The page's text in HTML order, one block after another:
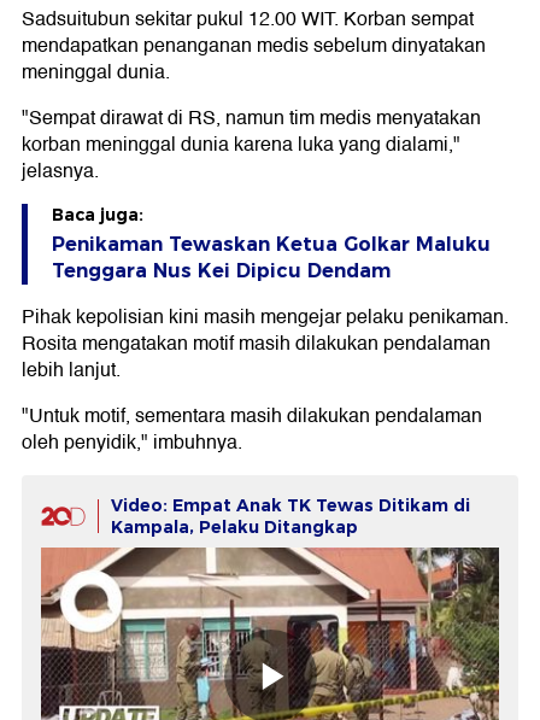
Sadsuitubun sekitar pukul 12.00 WIT. Korban sempat
mendapatkan penanganan medis sebelum dinyatakan
meninggal dunia.
"Sempat dirawat di RS, namun tim medis menyatakan
korban meninggal dunia karena luka yang dialami,"
jelasnya.
Baca juga:
Penikaman Tewaskan Ketua Golkar Maluku
Tenggara Nus Kei Dipicu Dendam
Pihak kepolisian kini masih mengejar pelaku penikaman.
Rosita mengatakan motif masih dilakukan pendalaman
lebih lanjut.
"Untuk motif, sementara masih dilakukan pendalaman
oleh penyidik," imbuhnya.
Video: Empat Anak TK Tewas Ditikam di
Kampala, Pelaku Ditangkap